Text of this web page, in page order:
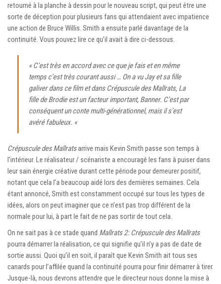
retourné à la planche à dessin pour le nouveau script, qui peut être une
sorte de déception pour plusieurs fans qui attendaient avec impatience
une action de Bruce Willis. Smith a ensuite parlé davantage de la
continuité. Vous pouvez lire ce qu’il avait à dire ci-dessous.
« C’est très en accord avec ce que je fais et en même
temps c’est très courant aussi … On a vu Jay et sa fille
galiver dans ce film et dansCrépuscule des Mallrats, La
fille de Brodie est un facteur important, Banner. C’est par
conséquent un conte multi-générationnel, mais il s’est
avéré fabuleux. «
Crépuscule des Mallratsarrive mais Kevin Smith passe son temps à
l’intérieur. Le réalisateur / scénariste a encouragé les fans à puiser dans
leur sain énergie créative durant cette période pour demeurer positif,
notant que cela l’a beaucoup aidé lors des dernières semaines. Cela
étant annoncé, Smith est constamment occupé sur tous les types de
idées, alors on peut imaginer que ce n’est pas trop différent de la
normale pour lui, à part le fait de ne pas sortir de tout cela.
On ne sait pas à ce stade quand Mallrats 2: Crépuscule des Mallrats
pourra démarrer la réalisation, ce qui signifie qu’il n’y a pas de date de
sortie aussi. Quoi qu’il en soit, il paraît que Kevin Smith ait tous ses
canards pour l’affilée quand la continuité pourra pour finir démarrer à tirer.
Jusque-là, nous devrons attendre que le directeur nous donne la mise à